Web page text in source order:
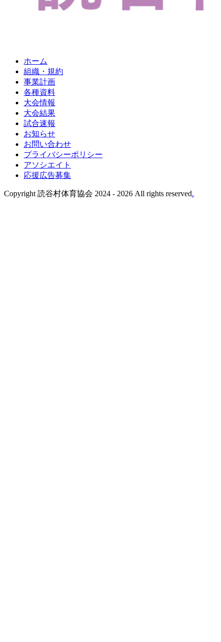
ホーム
組織・規約
事業計画
各種資料
大会情報
大会結果
試合速報
お知らせ
お問い合わせ
プライバシーポリシー
アソシエイト
応援広告募集
Copyright 読谷村体育協会 2024 - 2026 All rights reserved.